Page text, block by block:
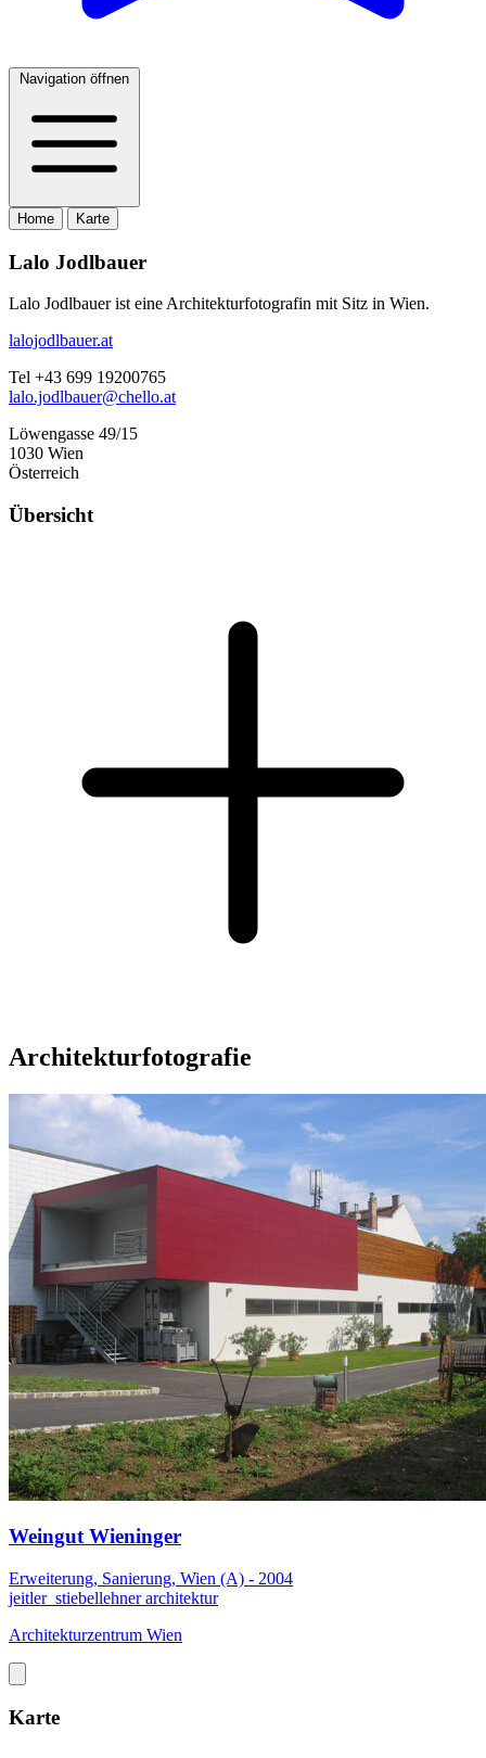
Navigation öffnen
Home Karte
Lalo Jodlbauer
Lalo Jodlbauer ist eine Architekturfotografin mit Sitz in Wien.
lalojodlbauer.at
Tel +43 699 19200765
lalo.jodlbauer@chello.at
Löwengasse 49/15
1030 Wien
Österreich
Übersicht
Architekturfotografie
Weingut Wieninger
Erweiterung, Sanierung, Wien (A) - 2004
jeitler_stiebellehner architektur
Architekturzentrum Wien
Karte